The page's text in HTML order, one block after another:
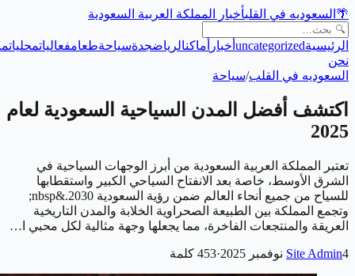
🌴 السعوديه في القلبأخبار المملكة العربية السعودية
الرئيسيةuncategorized أخبار أماكنالرياضجدةسياحةطعامفعالياتمحليات
نحن
السعوديه في القلب/سياحة
اكتشف أفضل المدن السياحية السعودية لعام
2025
تعتبر المملكة العربية السعودية من أبرز الوجهات السياحية في
الشرق الأوسط، خاصة بعد الانفتاح السياحي الكبير واستقطابها
للسياح من جميع أنحاء العالم ضمن رؤية السعودية 2030.&nbsp;
وتجمع المملكة بين الطبيعة الصحراوية الخلابة والمدن التاريخية
العريقة والمنتجعات الفاخرة، مما يجعلها وجهة مثالية لكل محبي ا…
Site Admin4 نوفمبر 2025 ·
453 كلمة